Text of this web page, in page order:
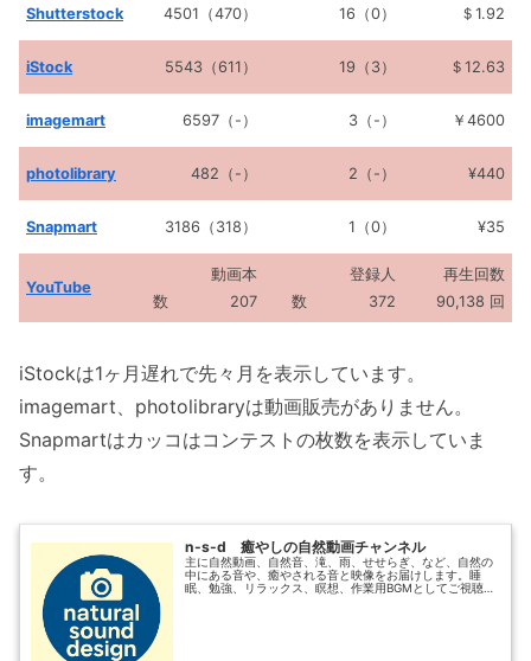
Shutterstock 4501（470） 16（0） ＄1.92
iStock 5543（611） 19（3） ＄12.63
imagemart 6597（-） 3（-） ￥4600
photolibrary 482（-） 2（-） ¥440
Snapmart 3186（318） 1（0） ¥35
YouTube
動画本
数 207
登録人
数 372
再生回数
90,138 回
iStockは1ヶ月遅れで先々月を表示しています。
imagemart、photolibraryは動画販売がありません。
Snapmartはカッコはコンテストの枚数を表示していま
す。
n-s-d 癒やしの自然動画チャンネル
主に自然動画、自然音、滝、雨、せせらぎ、など、自然の
中にある音や、癒やされる音と映像をお届けします。睡
眠、勉強、リラックス、瞑想、作業用BGMとしてご視聴い